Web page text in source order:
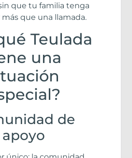
que tu familia tenga
que una llamada.
Teulada
una
de
apoyo